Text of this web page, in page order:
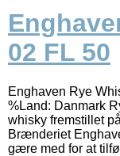
02 FL 50
Enghaven Rye
%Land: Danmark
whisky fremstillet
Brænderiet
gære med for at